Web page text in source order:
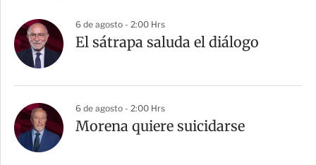
a
r
t
6 de agosto - 2:00 Hrs
El sátrapa saluda el diálogo
6 de agosto - 2:00 Hrs
Morena quiere suicidarse